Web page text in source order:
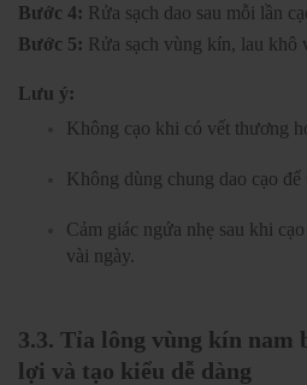
Bước 4: Rửa sạch dao sau mỗi lần
Bước 5: Rửa sạch vùng kín, lau khô
Lưu ý:
Không cạo khi có vết thương
Không dùng chung dao cạo
Cảm giác ngứa nhẹ sau khi
vài ngày.
3.3. Tỉa lông vùng kín nam
lợi và tạo kiểu dễ dàng